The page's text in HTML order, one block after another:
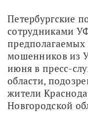
Петербургские
сотрудниками
мошенников из
июня в пресс-
области,
жители
Новгородской